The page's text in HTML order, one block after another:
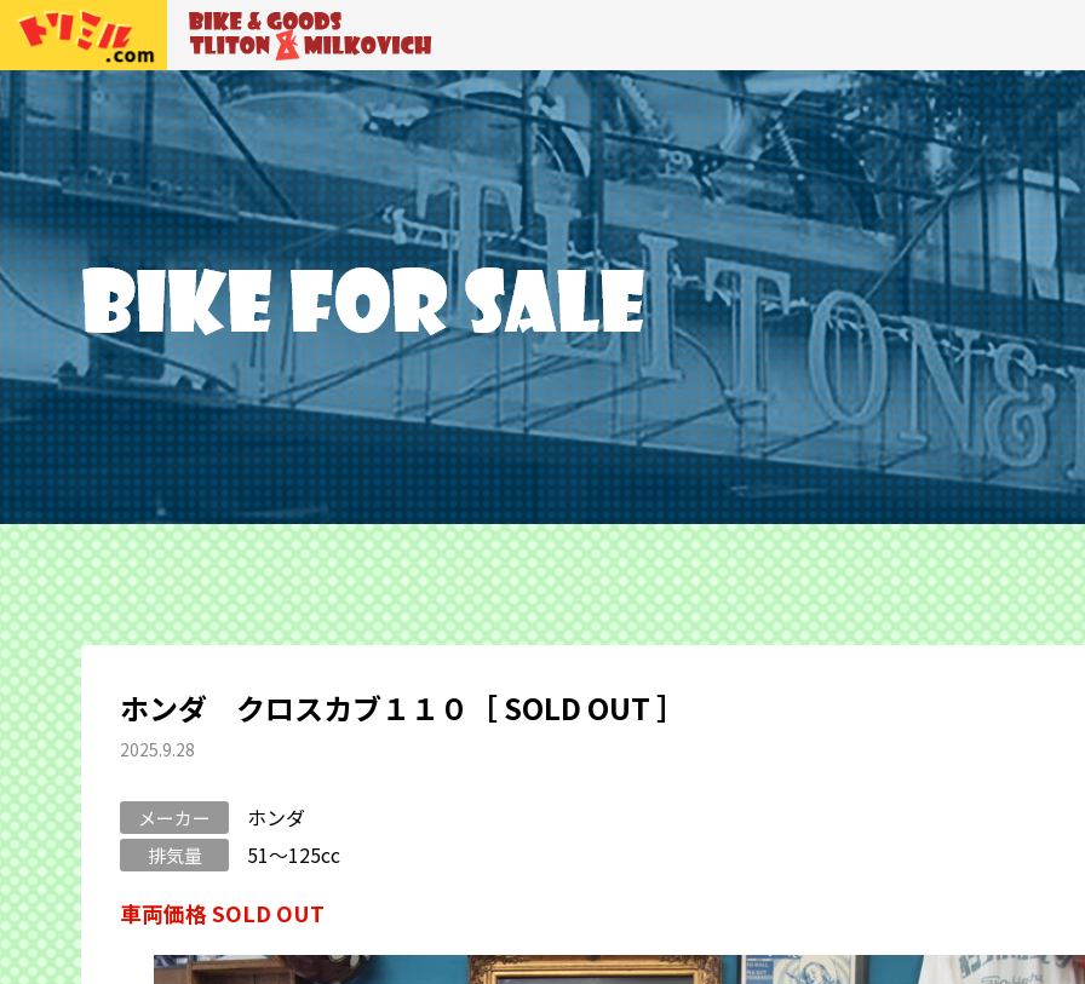
トリトン＆ミルコビッチ
ホンダ クロスカブ１１０［ SOLD OUT ］
2025.9.28
メーカー ホンダ
排気量 51～125cc
車両価格 SOLD OUT